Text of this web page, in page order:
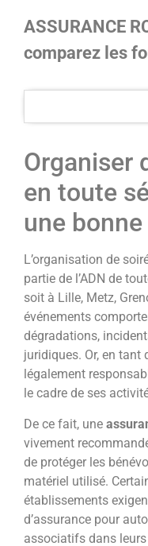
ASSURANCE
comparez les
Organiser
en toute
une
L’organisation de
partie de l’ADN de
soit à Lille, Metz,
événements
dégradations,
juridiques. Or, en tant
légalement
le cadre de ses
De ce fait, une
vivement
de protéger les
matériel utilisé.
établissements
d’assurance pour
associatifs dans